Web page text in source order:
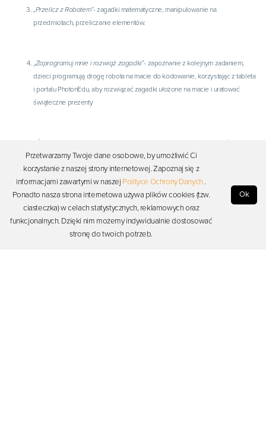
„Przelicz z Robotem”-zagadki matematyczne, manipulowanie na
przedmiotach, przeliczanie elementów.
Zaprogramuj mnie i rozwiąż zagadki”- zapoznanie z kolejnym zadaniem,
dzieci programują drogę robota na macie do kodowanie, korzystając z tableta
i portalu PhotonEdu, aby rozwiązać zagadki ułożone na macie i uratować
świąteczne prezenty
„Świąteczny taniec dla Robota i Mikołaja”
zabawa ruchowa przy dźwiękach
piosenki „Jingle bells”, prezentacja układu tanecznego dla robota Photona i
Mikołaja, dzieci poruszają się w rytm muzyki, wykorzystując pompony.
„Świąteczna kartka z Robotem Photonem”-praca plastyczna pobudzająca do
twórczości, stworzenie świątecznej kartki z wykorzystaniem motywu Robota
Photona, wykorzystanie kolorowych kartek i dziurkaczy.
Przetwarzamy Twoje dane osobowe, by umożliwić Ci
korzystanie z naszej strony internetowej. Zapoznaj się z
informacjami zawartymi w naszej Polityce Ochrony Danych .
Ponadto nasza strona internetowa używa plików cookies (tzw.
ciasteczka) w celach statystycznych, reklamowych oraz
funkcjonalnych. Dzięki nim możemy indywidualnie dostosować
stronę do twoich potrzeb.
Ok